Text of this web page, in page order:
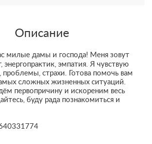
Описание
милые дамы и господа! Меня зовут
энергопрактик, эмпатия. Я чувствую
страхи. Готова помочь вам
сложных жизненных ситуаций.
первопричину и искореним весь
буду рада познакомиться и